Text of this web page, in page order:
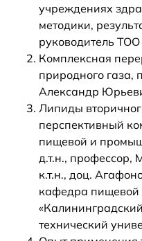
учреждениях
методики,
руководитель ТОО
Комплексная
природного газа,
Александр
Липиды
перспективный
пищевой и
д.т.н., профессор,
к.т.н., доц.
кафедра
технический